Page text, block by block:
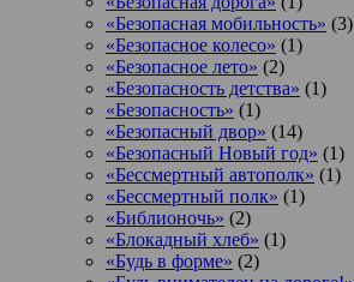
«Безопасная мобильность» (3)
«Безопасное колесо» (1)
«Безопасное лето» (2)
«Безопасность детства» (1)
«Безопасность» (1)
«Безопасный двор» (14)
«Безопасный Новый год» (1)
«Бессмертный автополк» (1)
«Бессмертный полк» (1)
«Библионочь» (2)
«Блокадный хлеб» (1)
«Будь в форме» (2)